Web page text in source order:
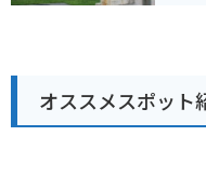
知ら
す。 道
景色を
牧場や
オススメスポット